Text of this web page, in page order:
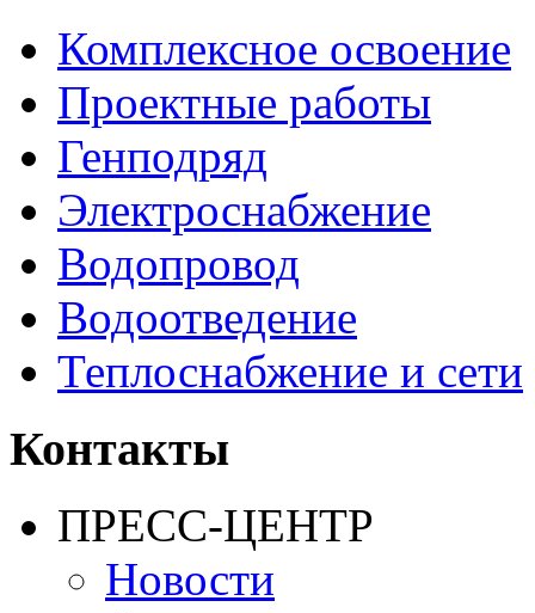
Комплексное освоение
Проектные работы
Генподряд
Электроснабжение
Водопровод
Водоотведение
Теплоснабжение и сети
Контакты
ПРЕСС-ЦЕНТР
Новости